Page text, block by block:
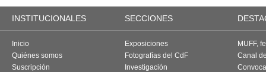
INSTITUCIONALES SECCIONES
Inicio
Quiénes somos
Suscripción
Exposiciones
Fotografías del CdF
Investigación
MUFF,
Canal